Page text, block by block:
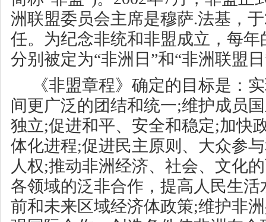
洲联盟委员会主席是穆萨.法基，
任。为纪念非统和非盟成立，每年
分别被定为“非洲日”和“非洲联盟
《非盟章程》确定的目标是：
间更广泛的团结和统一;维护成员
独立;促进和平、安全和稳定;加快
体化进程;促进民主原则、大众参
人权;推动非洲经济、社会、文化
各领域的泛非合作，提高人民生
前和未来区域经济体政策;维护非